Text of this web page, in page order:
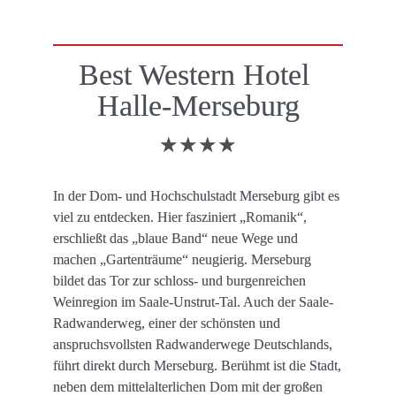
Best Western Hotel
Halle-Merseburg
★★★★
In der Dom- und Hochschulstadt Merseburg gibt es
viel zu entdecken. Hier fasziniert „Romanik“,
erschließt das „blaue Band“ neue Wege und
machen „Gartenträume“ neugierig. Merseburg
bildet das Tor zur schloss- und burgenreichen
Weinregion im Saale-Unstrut-Tal. Auch der Saale-
Radwanderweg, einer der schönsten und
anspruchsvollsten Radwanderwege Deutschlands,
führt direkt durch Merseburg. Berühmt ist die Stadt,
neben dem mittelalterlichen Dom mit der großen